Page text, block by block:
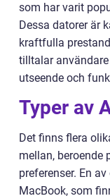
som har varit
Dessa datorer är
kraftfulla
tilltalar
utseende och
Typer av
Det finns flera
mellan, beroende
preferenser. En
MacBook, som